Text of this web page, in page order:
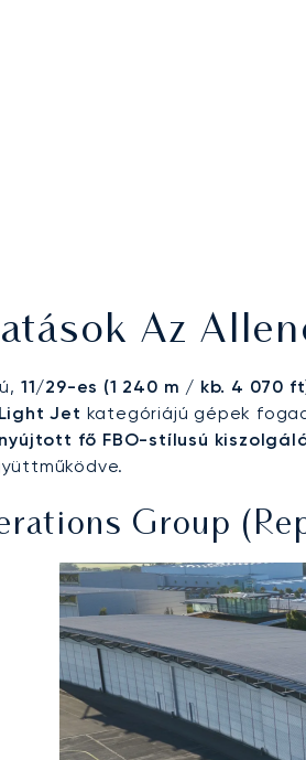
Az
11/29-es (1 240 m / kb. 4 070
Jet kategóriájú gépek
nyújtott fő FBO-stílusú
Group